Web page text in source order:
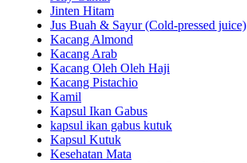
Jinten Hitam
Jus Buah & Sayur (Cold-pressed juice)
Kacang Almond
Kacang Arab
Kacang Oleh Oleh Haji
Kacang Pistachio
Kamil
Kapsul Ikan Gabus
kapsul ikan gabus kutuk
Kapsul Kutuk
Kesehatan Mata